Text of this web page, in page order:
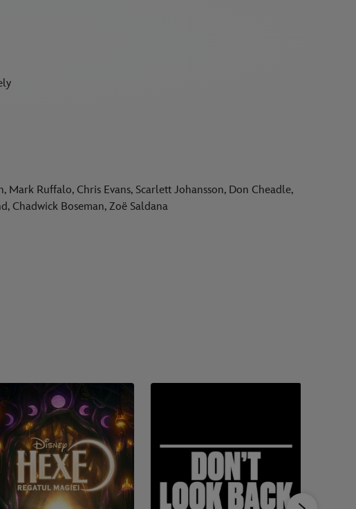
Mark Ruffalo, Chris Evans, Scarlett Johansson, Don Cheadle,
Chadwick Boseman, Zoë Saldana